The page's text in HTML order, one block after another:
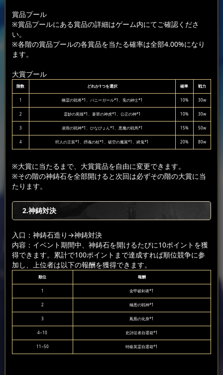
賞品プール
※賞品プールにある賞品の詳細はゲーム内にてご確認くださ
い。
※各階の賞品プールの各賞品を当たる確率は全部4.00%になり
ます。
大賞プール
階数 どれか1つを選択 確率 戦力
1 幽霊の戦将*1、バニーガール*1、兎の紳士*1 10% 30w
2 霊妙の黒猫*1、蒼翠の神虎*1、公正の神*1 10% 30w
3 凌雨の戦神*1、ひなぴょん*1、悪魔の戦馬*1 15% 50w
4 狩人の王装*1、摂魂の杖*1、破空の魔翼*1、絳鬼*1 20% 80w
※大賞に当たるまで、大賞賞品を自由に変更できます。
※その階の神鋳石を全部開けると次回は必ずその階の大賞に当
たります。
2.神鋳対決
入口：神鋳石造り →神鋳対決
内容：イベント期間中、神鋳石を開けるたびに10ポイントを獲
得できます。累計で100ポイントまで達成すれば順位競争に参
加し、上位者は以下の報酬を獲得できます。
順位 報酬
1 金甲破剣者*1
2 極悪の戦神*1
3 鳳凰の化身*1
4~10 史詩従者自選箱*1
11~50 特級英霊自選箱*1